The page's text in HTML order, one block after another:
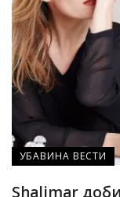
УБАВИНА ВЕСТИ
Shalimar